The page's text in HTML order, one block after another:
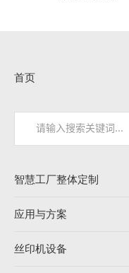
首页
智慧工厂整体定制
应用与方案
丝印机设备